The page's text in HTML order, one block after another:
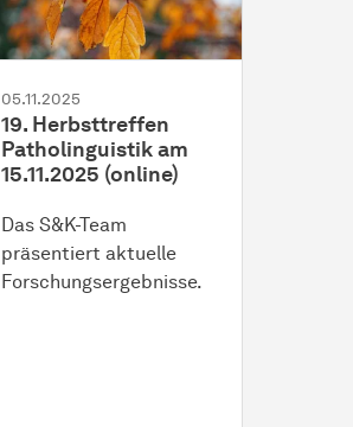
05.11.2025
19. Herbsttreffen
Patholinguistik am
15.11.2025 (online)
Das S&K-Team
präsentiert aktuelle
Forschungsergebnisse.